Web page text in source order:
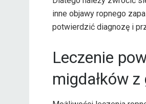
inne objawy ropnego
potwierdzić diagnozę i
Leczenie
migdałków